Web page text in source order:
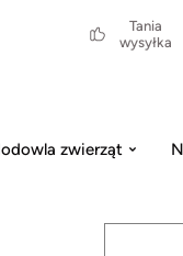
Tania
wysyłka
zwierząt